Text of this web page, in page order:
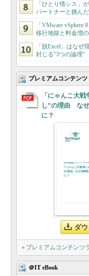
「ひとり情シス」
パートナーと挑ん
「VMware
移行地獄と料金増
「脱Excel」はな
封じる“3つの論理”
プレミアムコンテンツ
「にゃんこ大
し”の理由 なぜ
に？
ダ
» プレミアムコンテンツ
＠IT eBook